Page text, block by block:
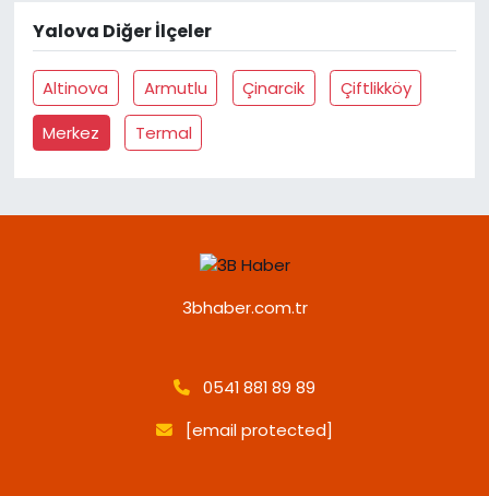
Yalova Diğer İlçeler
Altinova Armutlu Çinarcik
Çiftlikköy
Merkez
Termal
3bhaber.com.tr
0541 881 89 89
[email protected]